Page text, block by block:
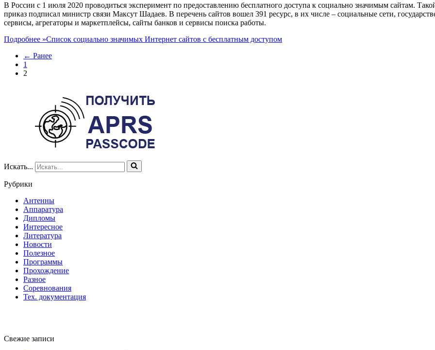
В России с 1 июля 2020 проводиться эксперимент по предоставлению бесплатного доступа к социально значимым сайтам.
приказ подписал министр связи Максут Шадаев. В перечень сайтов вошел 391 ресурс, в их числе – социальные сети,
сервисы, агрегаторы и маркетплейсы, сайты банков и сервисы поиска работы.
Подробнее »Список социально значимых Интернет сайтов с бесплатным доступом
← Ранее
1
2
Искать...
Рубрики
Антенны
Аппаратура
Дипломы
Интересное
Литература
Новости
Полезное
Программы
Прохождение
Разное
Соревнования
Тех. документация
Свежие записи